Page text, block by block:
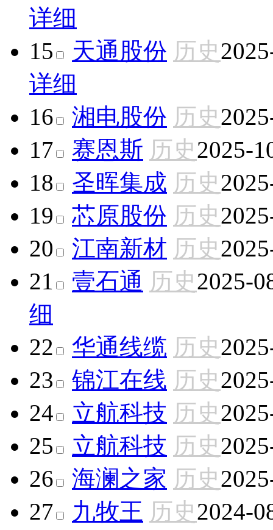
详细
15
天通股份 历史
详细
16
湘电股份 历史
17
赛恩斯 历史2025-
18
圣晖集成 历史
19
芯原股份 历史
20
江南新材 历史
21
壹石通 历史2025-
细
22
华通线缆 历史
23
锦江在线 历史
24
立航科技 历史
25
立航科技 历史
26
海澜之家 历史
27
九牧王 历史2024-